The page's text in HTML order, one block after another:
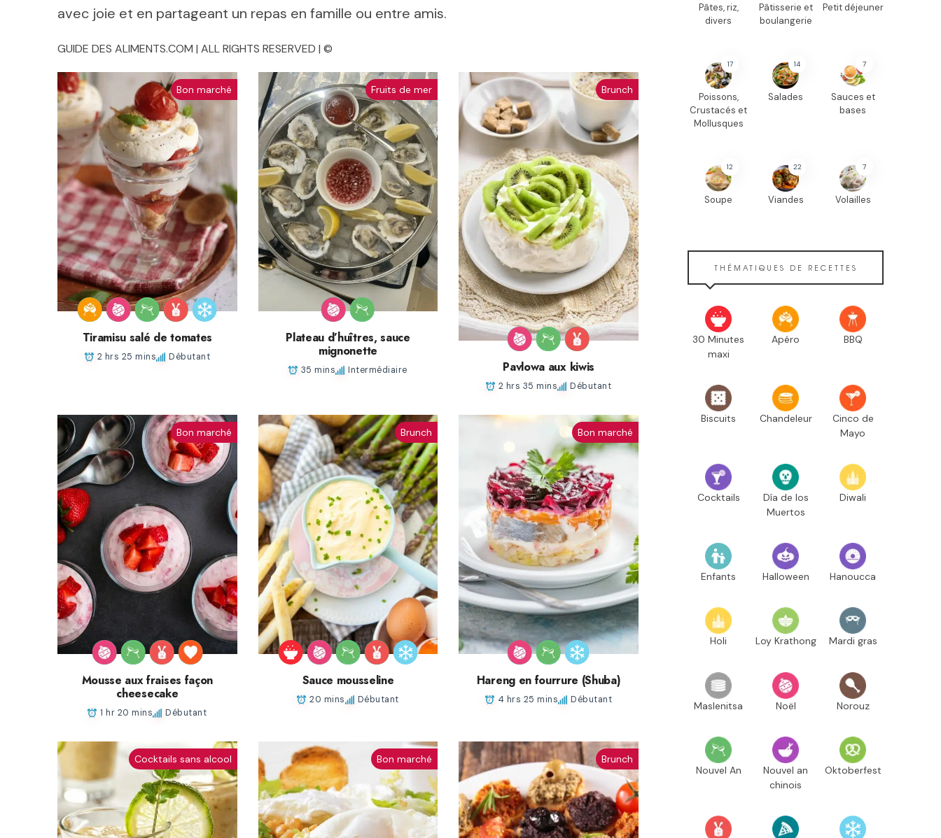
avec joie et en partageant un repas en famille ou entre amis.
GUIDE DES ALIMENTS.COM | ALL RIGHTS RESERVED | ©
Bon marché
Tiramisu salé de tomates
2 hrs 25 mins Débutant
Fruits de mer
Plateau d’huîtres, sauce
mignonette
35 mins Intermédiaire
Brunch
Pavlowa aux kiwis
2 hrs 35 mins Débutant
Bon marché
Mousse aux fraises façon
cheesecake
1 hr 20 mins Débutant
Brunch
Sauce mousseline
20 mins Débutant
Bon marché
Hareng en fourrure (Shuba)
4 hrs 25 mins Débutant
Cocktails sans alcool Bon marché Brunch
Pâtes, riz,
divers
Pâtisserie et
boulangerie
Petit déjeuner
17
Poissons,
Crustacés et
Mollusques
14
Salades
7
Sauces et
bases
12
Soupe
22
Viandes
7
Volailles
THÉMATIQUES DE RECETTES
30 Minutes
maxi
Apéro BBQ
Biscuits Chandeleur
Cinco de
Mayo
Cocktails
Día de los
Muertos
Diwali
Enfants Halloween Hanoucca
Holi Loy Krathong Mardi gras
Maslenitsa Noël Norouz
Nouvel An
Nouvel an
chinois
Oktoberfest